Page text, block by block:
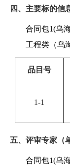
四、主要标的信
合同包1(乌
工程类（乌
品目号
1-1
五、评审专家（
合同包1(乌